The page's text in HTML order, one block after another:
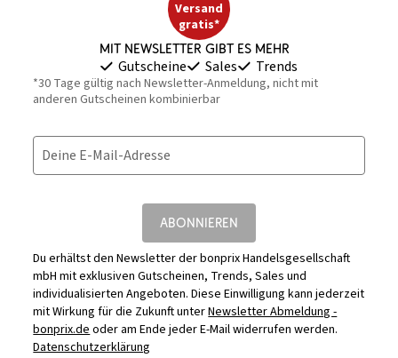
Versand
gratis*
Mit Newsletter gibt es mehr
Gutscheine Sales Trends
*30 Tage gültig nach Newsletter-Anmeldung, nicht mit
anderen Gutscheinen kombinierbar
Deine E-Mail-Adresse
ABONNIEREN
Du erhältst den Newsletter der bonprix Handelsgesellschaft
mbH mit exklusiven Gutscheinen, Trends, Sales und
individualisierten Angeboten. Diese Einwilligung kann jederzeit
mit Wirkung für die Zukunft unterNewsletter Abmeldung -
bonprix.deoder am Ende jeder E-Mail widerrufen werden.
Datenschutzerklärung